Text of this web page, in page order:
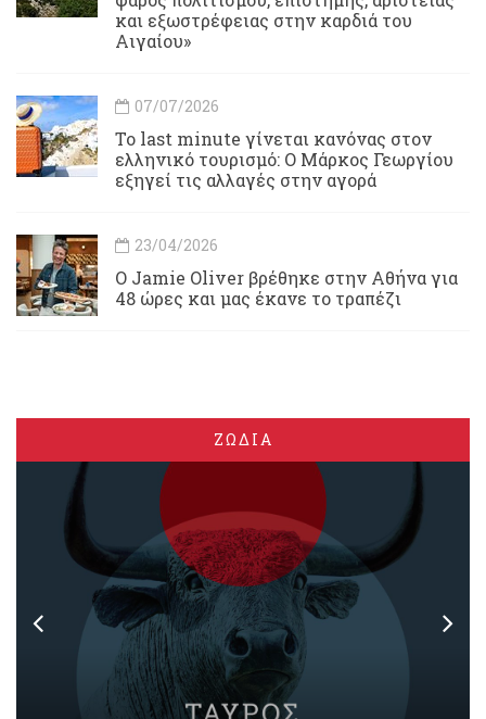
και εξωστρέφειας στην καρδιά του
Αιγαίου»
07/07/2026
Το last minute γίνεται κανόνας στον
ελληνικό τουρισμό: Ο Μάρκος Γεωργίου
εξηγεί τις αλλαγές στην αγορά
23/04/2026
Ο Jamie Oliver βρέθηκε στην Αθήνα για
48 ώρες και μας έκανε το τραπέζι
ΖΩΔΙΑ